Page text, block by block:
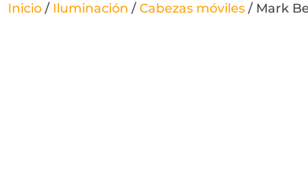
Inicio / Iluminación / Cabezas móviles / Mark